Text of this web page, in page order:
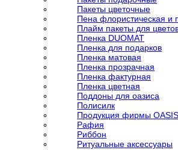
Пакеты цветочные
Пена флористическая и
Плайм пакеты для
Пленка DUOMAT
Пленка для подарков
Пленка матовая
Пленка прозрачная
Пленка фактурная
Пленка цветная
Поддоны для оазиса
Полисилк
Продукция фирмы OASIS
Рафия
Риббон
Ритуальные аксессуары